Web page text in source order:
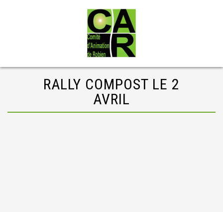
RALLY COMPOST LE 2
AVRIL